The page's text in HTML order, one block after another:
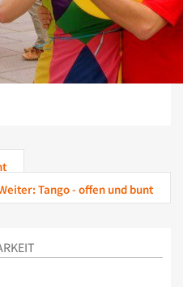
Tango - offen und bunt